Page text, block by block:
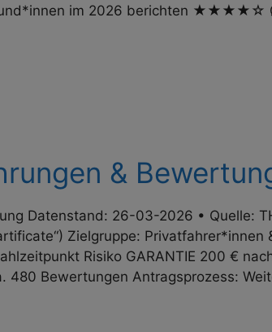
im 2026 berichten ★★★★☆
&
Datenstand: 26-03-2026 • Quelle:
Zielgruppe:
Risiko GARANTIE 200 €
Bewertungen Antragsprozess: